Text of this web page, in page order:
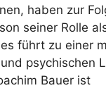
haben zur
seiner Rolle
führt zu einer
psychischen
Bauer ist